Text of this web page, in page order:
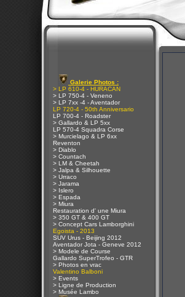
Galerie Photos :
> LP 610-4 - HURACAN
> LP 750-4 - Veneno
> LP 7xx -4 - Aventador
LP 720-4 - 50th Anniversario
LP 700-4 - Roadster
> Gallardo & LP 5xx
LP 570-4 Squadra Corse
> Murcielago & LP 6xx
Reventon
> Diablo
> Countach
> LM & Cheetah
> Jalpa & Silhouette
> Urraco
> Jarama
> Islero
> Espada
> Miura
Restauration d' une Miura
> 350 GT & 400 GT
> Concept Cars Lamborghini
Egoista - 2013
SUV Urus - Beijing 2012
Aventador Jota - Geneve 2012
> Modele de Course
Gallardo SuperTrofeo - GTR
> Photos en vrac
Valentino Balboni
> Events
> Ligne de Production
> Musée Lambo